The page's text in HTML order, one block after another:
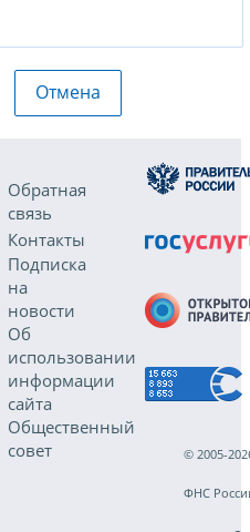
Отмена
Обратная
связь
Контакты
Подписка
на
новости
Об
использовании
информации
сайта
Общественный
совет
© 2005-
ФНС